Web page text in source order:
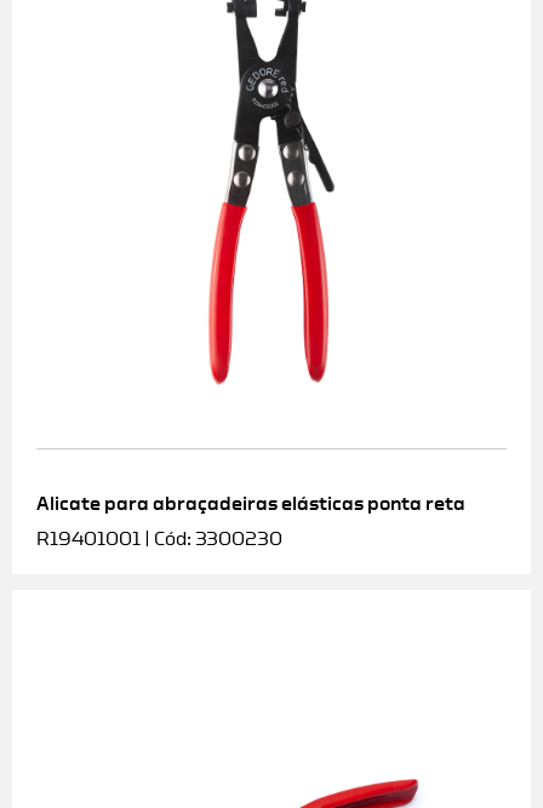
Alicate para abraçadeiras elásticas ponta reta
R19401001 | Cód: 3300230